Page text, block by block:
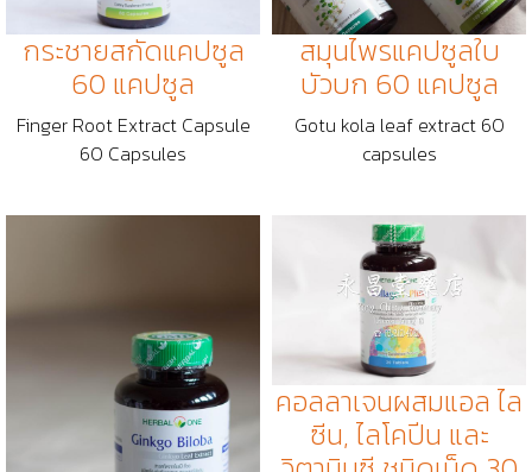
กระชายสกัดแคปซูล
60 แคปซูล
Finger Root Extract Capsule
60 Capsules
สมุนไพรแคปซูลใบ
บัวบก 60 แคปซูล
Gotu kola leaf extract 60
capsules
คอลลาเจนผสมแอล ไล
ซีน, ไลโคปีน และ